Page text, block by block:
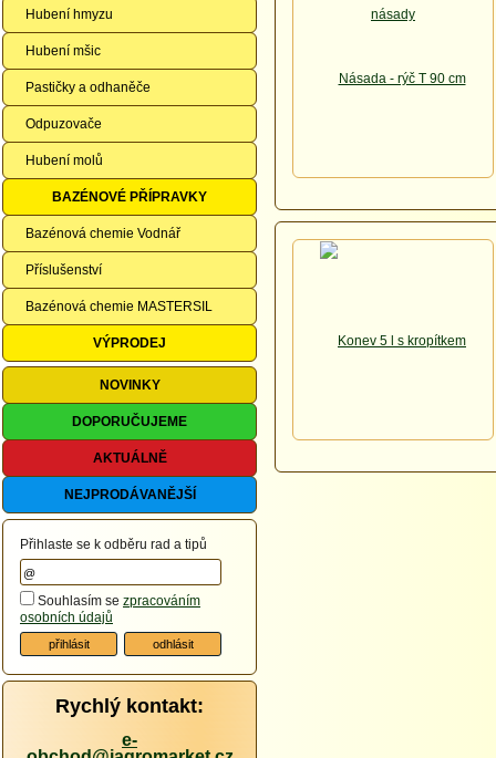
Hubení hmyzu
Hubení mšic
Pastičky a odhaněče
Odpuzovače
Hubení molů
BAZÉNOVÉ PŘÍPRAVKY
Bazénová chemie Vodnář
Příslušenství
Bazénová chemie MASTERSIL
VÝPRODEJ
NOVINKY
DOPORUČUJEME
AKTUÁLNĚ
NEJPRODÁVANĚJŠÍ
Přihlaste se k odběru rad a tipů
Souhlasím se zpracováním
osobních údajů
Rychlý kontakt:
e-